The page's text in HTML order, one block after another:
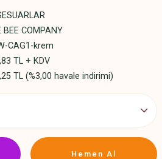
BEE COMPANY
CAG1-krem
TL + KDV
TL (%3,00 havale indirimi)
Hemen Al